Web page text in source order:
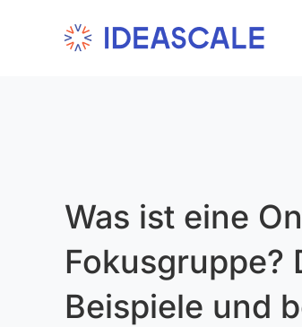
Was ist eine
Fokusgruppe?
Beispiele und